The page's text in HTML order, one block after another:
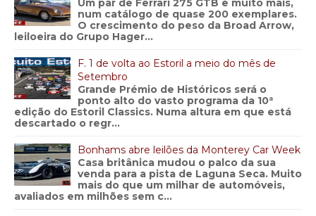
Um par de Ferrari 275 GTB e muito mais,
num catálogo de quase 200 exemplares.
O crescimento do peso da Broad Arrow,
leiloeira do Grupo Hager...
F. 1 de volta ao Estoril a meio do mês de
Setembro
Grande Prémio de Históricos será o
ponto alto do vasto programa da 10ª
edição do Estoril Classics. Numa altura em que está
descartado o regr...
Bonhams abre leilões da Monterey Car Week
Casa britânica mudou o palco da sua
venda para a pista de Laguna Seca. Muito
mais do que um milhar de automóveis,
avaliados em milhões sem c...